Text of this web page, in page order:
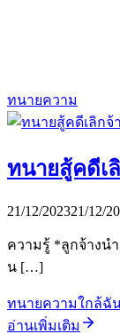
ทนายความ
ทนายสู้คดีเ
21/12/202321/12/
ความรู้ *ลูกจ้างน
น […]
ทนายความใกล้ฉั
อ่านเพิ่มเติม